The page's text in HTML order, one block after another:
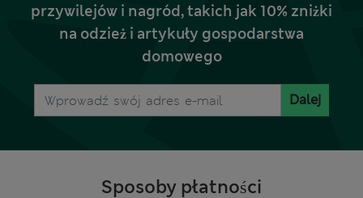
przywilejów i nagród, takich jak 10% zniżki
na odzież i artykuły gospodarstwa
domowego
Dalej
Sposoby płatności